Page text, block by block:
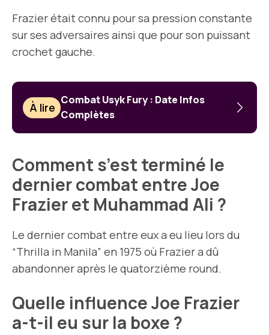
Frazier était connu pour sa pression constante
sur ses adversaires ainsi que pour son puissant
crochet gauche.
À lire
Combat Usyk Fury : Date Infos
Complètes
Comment s’est terminé le
dernier combat entre Joe
Frazier et Muhammad Ali ?
Le dernier combat entre eux a eu lieu lors du
“Thrilla in Manila” en 1975 où Frazier a dû
abandonner après le quatorzième round.
Quelle influence Joe Frazier
a-t-il eu sur la boxe ?